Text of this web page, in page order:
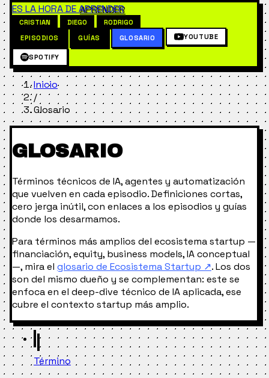
ES LA HORA DEAPRENDER
CRISTIAN DIEGO
RODRIGO
EPISODIOS
GUÍAS GLOSARIO YOUTUBE
SPOTIFY
Inicio
/
Glosario
GLOSARIO
Términos técnicos de IA, agentes y automatización
que vuelven en cada episodio. Definiciones cortas,
cero jerga inútil, con enlaces a los episodios y guías
donde los desarmamos.
Para términos más amplios del ecosistema startup —
financiación, equity, business models, IA conceptual
—, mira el glosario de Ecosistema Startup ↗. Los dos
son del mismo dueño y se complementan: este se
enfoca en el deep-dive técnico de IA aplicada, ese
cubre el contexto startup más amplio.
Término